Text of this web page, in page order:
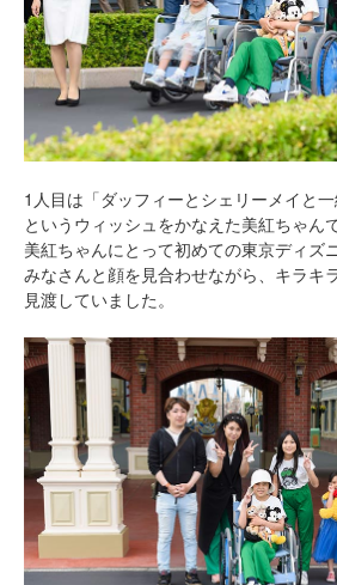
1人目は「ダッフィーとシェリーメイと一
というウィッシュをかなえた美紅ちゃんで
美紅ちゃんにとって初めての東京ディズ
みなさんと顔を見合わせながら、キラキ
見渡していました。